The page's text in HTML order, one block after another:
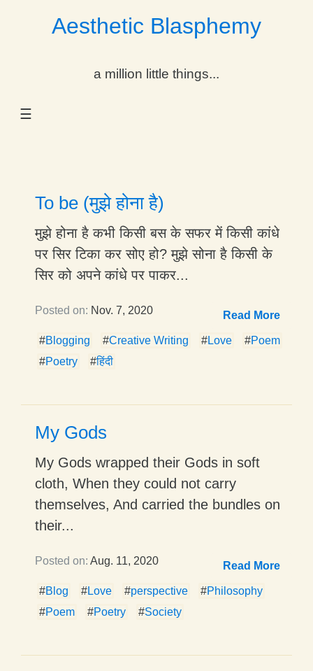
Aesthetic Blasphemy
a million little things...
☰
Dropdown
Dropdown
Dropdown
To be (मुझे होना है)
मुझे होना है कभी किसी बस के सफर में किसी कांधे
पर सिर टिका कर सोए हो? मुझे सोना है किसी के
सिर को अपने कांधे पर पाकर...
Posted on: Nov. 7, 2020 Read More
#Blogging #Creative Writing #Love #Poem
#Poetry #हिंदी
My Gods
My Gods wrapped their Gods in soft
cloth, When they could not carry
themselves, And carried the bundles on
their...
Posted on: Aug. 11, 2020 Read More
#Blog #Love #perspective #Philosophy
#Poem #Poetry #Society